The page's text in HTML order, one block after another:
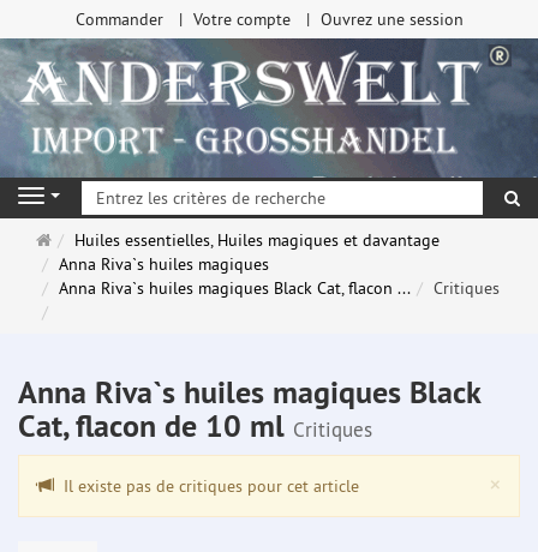
Commander Votre compte Ouvrez une session
Navigation
Page
d'accueil
Huiles essentielles, Huiles magiques et davantage
Anna Riva`s huiles magiques
Anna Riva`s huiles magiques Black Cat, flacon ...
Critiques
Anna Riva`s huiles magiques Black
Cat, flacon de 10 ml Critiques
×
Il existe pas de critiques pour cet article